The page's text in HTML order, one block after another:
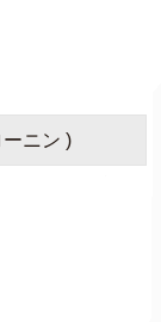
ニン )